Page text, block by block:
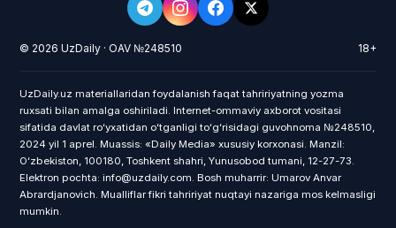
© 2026 UzDaily · OAV №248510 18+
UzDaily.uz materiallaridan foydalanish faqat tahririyatning yozma
ruxsati bilan amalga oshiriladi. Internet-ommaviy axborot vositasi
sifatida davlat roʻyxatidan oʻtganligi toʻgʻrisidagi guvohnoma №248510,
2024 yil 1 aprel. Muassis: «Daily Media» xususiy korxonasi. Manzil:
Oʻzbekiston, 100180, Toshkent shahri, Yunusobod tumani, 12-27-73.
Elektron pochta: info@uzdaily.com. Bosh muharrir: Umarov Anvar
Abrardjanovich. Mualliflar fikri tahririyat nuqtayi nazariga mos kelmasligi
mumkin.